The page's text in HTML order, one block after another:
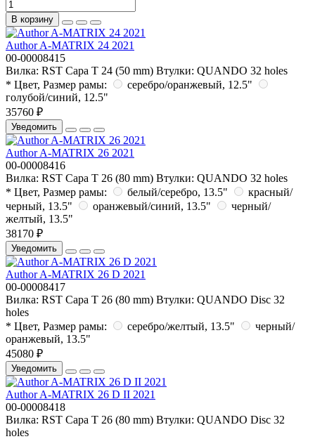
В корзину
Author A-MATRIX 24 2021
00-00008415
Вилка: RST Capa T 24 (50 mm) Втулки: QUANDO 32 holes
* Цвет, Размер рамы:
серебро/оранжевый, 12.5"
голубой/синий, 12.5"
35760 ₽
Уведомить
Author A-MATRIX 26 2021
00-00008416
Вилка: RST Capa T 26 (80 mm) Втулки: QUANDO 32 holes
* Цвет, Размер рамы:
белый/серебро, 13.5"
красный/
черный, 13.5"
оранжевый/синий, 13.5"
черный/
желтый, 13.5"
38170 ₽
Уведомить
Author A-MATRIX 26 D 2021
00-00008417
Вилка: RST Capa T 26 (80 mm) Втулки: QUANDO Disc 32
holes
* Цвет, Размер рамы:
серебро/желтый, 13.5"
черный/
оранжевый, 13.5"
45080 ₽
Уведомить
Author A-MATRIX 26 D II 2021
00-00008418
Вилка: RST Capa T 26 (80 mm) Втулки: QUANDO Disc 32
holes